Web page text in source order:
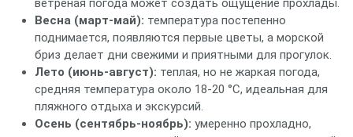
ветреная погода может создать ощущение прохлады.
Весна (март‑май): температура постепенно
поднимается, появляются первые цветы, а морской
бриз делает дни свежими и приятными для прогулок.
Лето (июнь‑август): теплая, но не жаркая погода,
средняя температура около 18‑20 °C, идеальная для
пляжного отдыха и экскурсий.
Осень (сентябрь‑ноябрь): умеренно прохладно,